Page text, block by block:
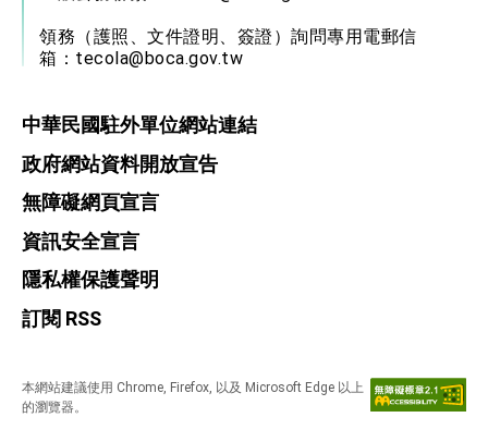
領務（護照、文件證明、簽證）詢問專用電郵信
箱： tecola@boca.gov.tw
中華民國駐外單位網站連結
政府網站資料開放宣告
無障礙網頁宣言
資訊安全宣言
隱私權保護聲明
訂閱 RSS
本網站建議使用 Chrome, Firefox, 以及 Microsoft Edge 以上
的瀏覽器。